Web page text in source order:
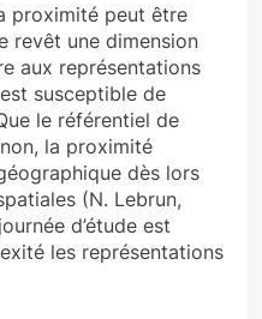
proximité peut être
revêt une dimension
aux représentations
susceptible de
le référentiel de
la proximité
dès lors
(N. Lebrun,
d’étude est
les représentations